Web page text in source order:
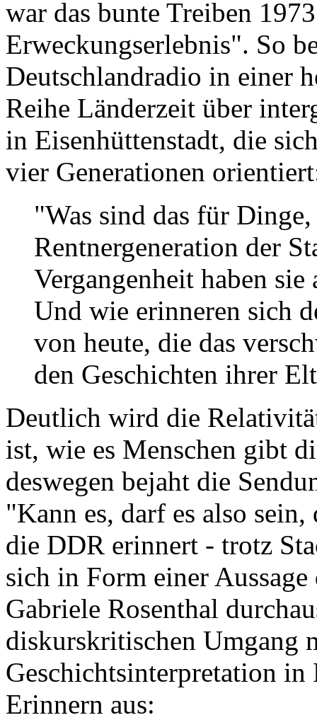
war das bunte Treiben
Erweckungserlebnis". So
Deutschlandradio in einer
Reihe Länderzeit über
in Eisenhüttenstadt, die
vier Generationen
"Was sind das für
Rentnergeneration der
Vergangenheit haben
Und wie erinneren sich
von heute, die das
den Geschichten ihrer
Deutlich wird die
ist, wie es Menschen gibt
deswegen bejaht die
"Kann es, darf es also
die DDR erinnert - trotz
sich in Form einer
Gabriele Rosenthal
diskurskritischen Umgang
Geschichtsinterpretation
Erinnern aus: